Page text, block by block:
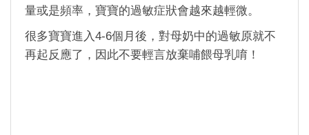
量或是頻率，寶寶的過敏症狀會越來越輕微。
很多寶寶進入4-6個月後，對母奶中的過敏原就不
再起反應了，因此不要輕言放棄哺餵母乳唷！